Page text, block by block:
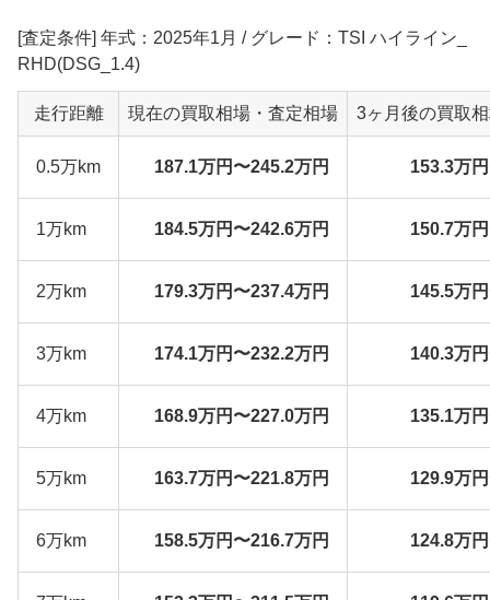
[査定条件] 年式：2025年1月 / グレード：TSI ハイライン_
RHD(DSG_1.4)
走行距離 現在の買取相場・査定相場 3ヶ月後の買取
0.5万km 187.1万円〜245.2万円 153.3万
1万km 184.5万円〜242.6万円 150.7万
2万km 179.3万円〜237.4万円 145.5万
3万km 174.1万円〜232.2万円 140.3万
4万km 168.9万円〜227.0万円 135.1万
5万km 163.7万円〜221.8万円 129.9万
6万km 158.5万円〜216.7万円 124.8万